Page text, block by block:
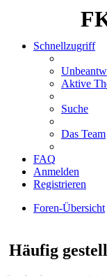
Schnellzugriff
Aktive
Suche
Das Team
FAQ
Anmelden
Registrieren
Foren-Übersicht
Häufig